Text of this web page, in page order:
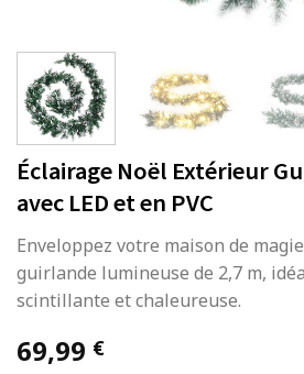
Éclairage Noël Extérieur
avec LED et en PVC
Enveloppez votre maison de
guirlande lumineuse de 2,7 m,
scintillante et chaleureuse.
69,99 €